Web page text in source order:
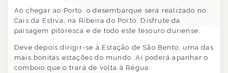
Ao chegar ao Porto, o desembarque será realizado no
Cais da Estiva, na Ribeira do Porto. Disfrute da
paisagem pitoresca e de todo este tesouro duriense.
Deve depois dirigir-se à Estação de São Bento, uma das
mais bonitas estações do mundo. Aí poderá apanhar o
comboio que o trará de volta à Régua.